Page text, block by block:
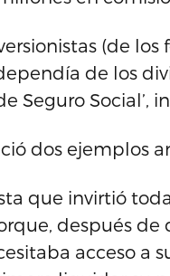
(de
de los
Seguro Social’,
dos ejemplos
que invirtió
después de
acceso a